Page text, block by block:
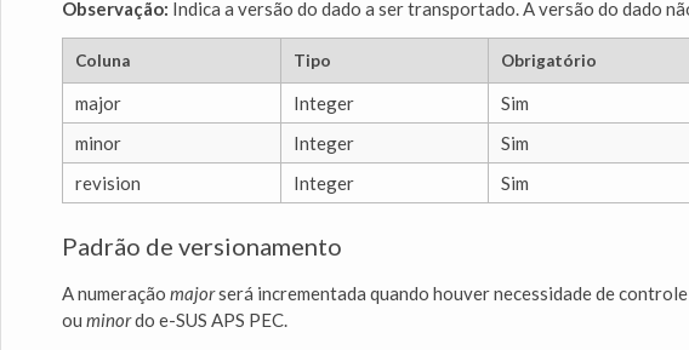
Observação: Indica a versão do dado a ser transportado. A versão do dado
Coluna Tipo Obrigatório
major Integer Sim
minor
Integer Sim
revision
Integer Sim
Padrão de versionamento
A numeração majorserá incrementada quando houver necessidade de
ou minordo e-SUS APS PEC.